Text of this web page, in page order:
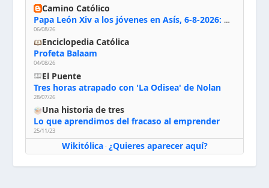
Camino Católico
Papa León Xiv a los jóvenes en Asís, 6-8-2026: «De san Francisco aprendan la radicalidad evangélica: no los vuelve ciegos ni violentos, sino sensibles, atentos, siempre en el seguimiento de Jesús, humildes y acogiendo a todos»
06/08/26
Enciclopedia Católica
Profeta Balaam
04/08/26
El Puente
Tres horas atrapado con 'La Odisea' de Nolan
28/07/26
Una historia de tres
Lo que aprendimos del fracaso al emprender
25/11/23
Wikitólica· ¿Quieres aparecer aquí?